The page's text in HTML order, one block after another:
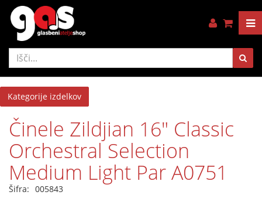
Kategorije izdelkov
Činele Zildjian 16" Classic
Orchestral Selection
Medium Light Par A0751
Šifra: 005843